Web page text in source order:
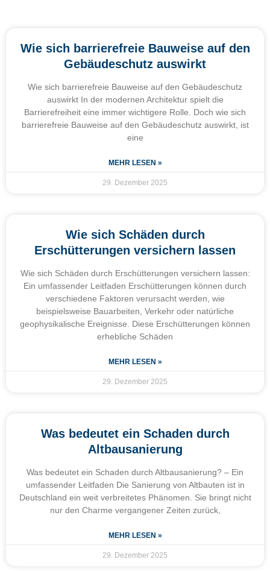
Wie sich barrierefreie Bauweise auf den
Gebäudeschutz auswirkt
Wie sich barrierefreie Bauweise auf den Gebäudeschutz
auswirkt In der modernen Architektur spielt die
Barrierefreiheit eine immer wichtigere Rolle. Doch wie sich
barrierefreie Bauweise auf den Gebäudeschutz auswirkt, ist
eine
MEHR LESEN »
29. Dezember 2025
Wie sich Schäden durch
Erschütterungen versichern lassen
Wie sich Schäden durch Erschütterungen versichern lassen:
Ein umfassender Leitfaden Erschütterungen können durch
verschiedene Faktoren verursacht werden, wie
beispielsweise Bauarbeiten, Verkehr oder natürliche
geophysikalische Ereignisse. Diese Erschütterungen können
erhebliche Schäden
MEHR LESEN »
29. Dezember 2025
Was bedeutet ein Schaden durch
Altbausanierung
Was bedeutet ein Schaden durch Altbausanierung? – Ein
umfassender Leitfaden Die Sanierung von Altbauten ist in
Deutschland ein weit verbreitetes Phänomen. Sie bringt nicht
nur den Charme vergangener Zeiten zurück,
MEHR LESEN »
29. Dezember 2025